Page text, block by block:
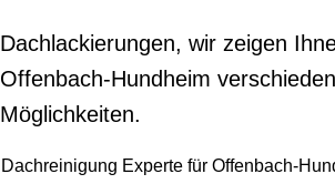
Dachlackierungen, wir zeigen
Offenbach-Hundheim
Möglichkeiten.
Dachreinigung Experte für Offenbach-